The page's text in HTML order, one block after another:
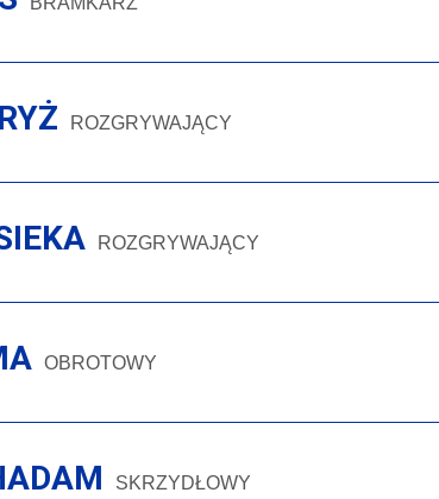
ROZGRYWAJĄCY
ROZGRYWAJĄCY
OBROTOWY
SKRZYDŁOWY